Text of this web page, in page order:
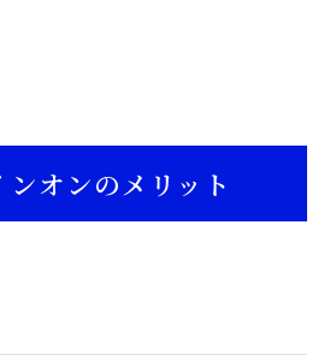
ンオンのメリット